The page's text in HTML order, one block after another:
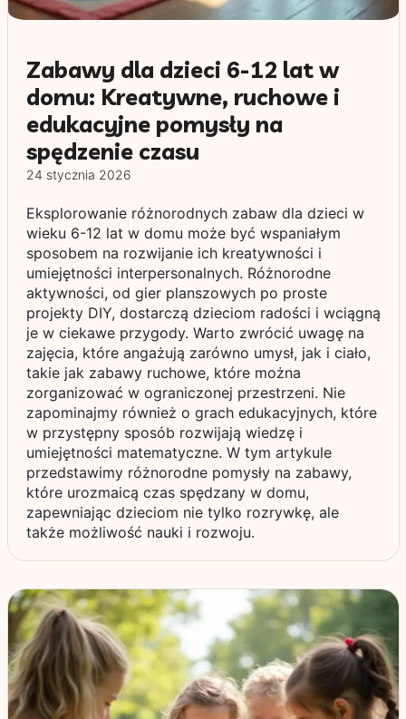
Zabawy dla dzieci 6-12 lat w
domu: Kreatywne, ruchowe i
edukacyjne pomysły na
spędzenie czasu
24 stycznia 2026
Eksplorowanie różnorodnych zabaw dla dzieci w
wieku 6-12 lat w domu może być wspaniałym
sposobem na rozwijanie ich kreatywności i
umiejętności interpersonalnych. Różnorodne
aktywności, od gier planszowych po proste
projekty DIY, dostarczą dzieciom radości i wciągną
je w ciekawe przygody. Warto zwrócić uwagę na
zajęcia, które angażują zarówno umysł, jak i ciało,
takie jak zabawy ruchowe, które można
zorganizować w ograniczonej przestrzeni. Nie
zapominajmy również o grach edukacyjnych, które
w przystępny sposób rozwijają wiedzę i
umiejętności matematyczne. W tym artykule
przedstawimy różnorodne pomysły na zabawy,
które urozmaicą czas spędzany w domu,
zapewniając dzieciom nie tylko rozrywkę, ale
także możliwość nauki i rozwoju.